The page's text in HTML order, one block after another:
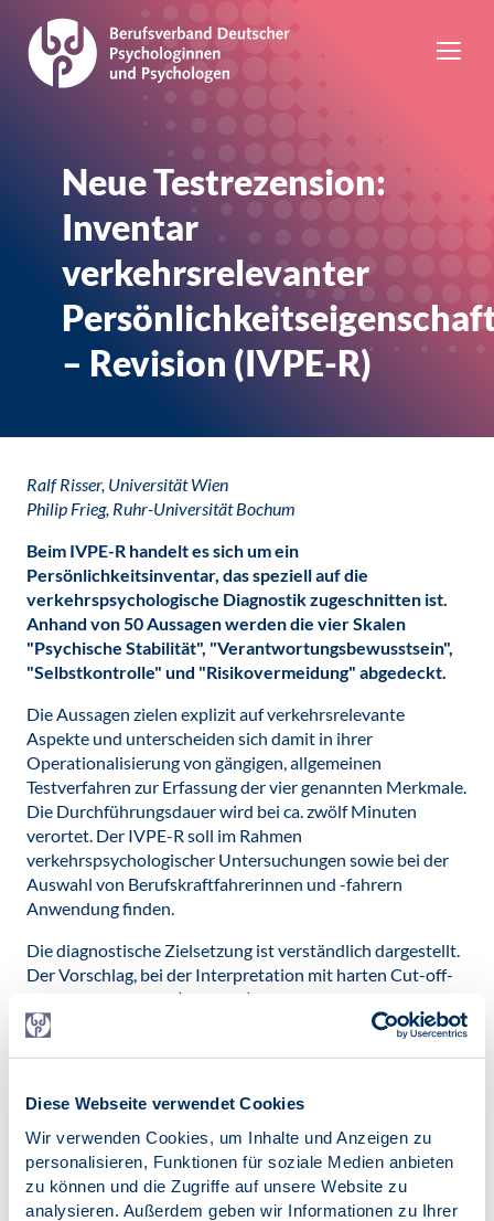
Diese Webseite verwendet Cookies
Wir verwenden Cookies, um Inhalte und Anzeigen zu
personalisieren, Funktionen für soziale Medien anbieten
zu können und die Zugriffe auf unsere Website zu
analysieren. Außerdem geben wir Informationen zu Ihrer
Neue Testrezension:
Inventar
verkehrsrelevanter
– Revision (IVPE-R)
Ralf Risser, Universität Wien
Philip Frieg, Ruhr-Universität Bochum
Beim IVPE-R handelt es sich um ein
Persönlichkeitsinventar, das speziell auf die
verkehrspsychologische Diagnostik zugeschnitten ist.
Anhand von 50 Aussagen werden die vier Skalen
"Psychische Stabilität", "Verantwortungsbewusstsein",
"Selbstkontrolle" und "Risikovermeidung" abgedeckt.
Die Aussagen zielen explizit auf verkehrsrelevante
Aspekte und unterscheiden sich damit in ihrer
Operationalisierung von gängigen, allgemeinen
Testverfahren zur Erfassung der vier genannten Merkmale.
Die Durchführungsdauer wird bei ca. zwölf Minuten
verortet. Der IVPE-R soll im Rahmen
verkehrspsychologischer Untersuchungen sowie bei der
Auswahl von Berufskraftfahrerinnen und -fahrern
Anwendung finden.
Die diagnostische Zielsetzung ist verständlich dargestellt.
Der Vorschlag, bei der Interpretation mit harten Cut-off-
Werten zu arbeiten (S. 72–73), ist allerdings kritisch zu
werten, da die Ergebnisse auf einer Selbstbeschreibung
Diese und weitere Testrezensionen finden Sie
unterPublikationen > Testrezensionen
Veröffentlicht am:
06.05.2020